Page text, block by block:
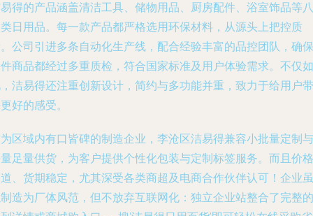
得的产品涵盖清洁工具、储物用品、厨房配件、浴室饰品等八
日用品。每一款产品都严格选用环保材料，从源头上把控质
公司引进多条自动化生产线，配合经验丰富的品控团队，确保
商品都经过多重质检，符合国家标准及用户体验需求。不仅如
洁易得还注重创新设计，简约与多功能并重，致力于给用户带
好的感受。
区域内有口皆碑的制造企业，李沧区洁易得兼容小批量定制与
足量供货，为客户提供个性化包装与定制标签服务。而且价格
、货期稳定，尤其深受各类商超及电商合作伙伴认可！企业虽
造为厂体风范，但不放弃互联网化：独立企业站整合了完整的